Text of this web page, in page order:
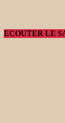
ECOUTER LE